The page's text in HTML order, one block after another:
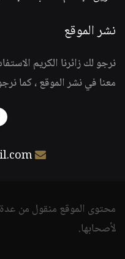
نشر الموقع
نرجو لك زائرنا الكريم
معنا في نشر الموقع ، كما
محتوى الموقع منقول من
لأصحابها.